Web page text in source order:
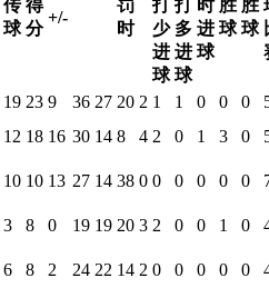
传
球
得
分
+/-
罚
时
打
少
进
球
打
多
进
球
时
进
球
胜
球
胜
球
19 23 9 36 27 20 2 1 1 0 0 0
12 18 16 30 14 8 4 2 0 1 3 0
10 10 13 27 14 38 0 0 0 0 0 0
3 8 0 19 19 20 3 2 0 0 1 0
6 8 2 24 22 14 2 0 0 0 0 0